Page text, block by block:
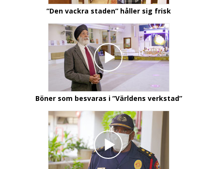
”Den vackra staden” håller sig frisk
Böner som besvaras i ”Världens verkstad”